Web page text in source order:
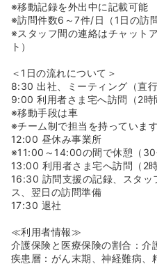
※移動記録を外出中に記載可能
※訪問件数6～7件/日（1日の訪
※スタッフ間の連絡はチャット
ト）
＜1日の流れについて＞
8:30 出社、ミーティング（直行
9:00 利用者さま宅へ訪問（2時
※移動手段は車
※チーム制で担当を持っています
12:00 昼休み事業所
※11:00～14:00の間で休憩（30
13:00 利用者さま宅へ訪問（2時
16:30 訪問支援の記録、スタッ
ス、翌日の訪問準備
17:30 退社
≪利用者情報≫
介護保険と医療保険の割合：
疾患層：がん末期、神経難病、